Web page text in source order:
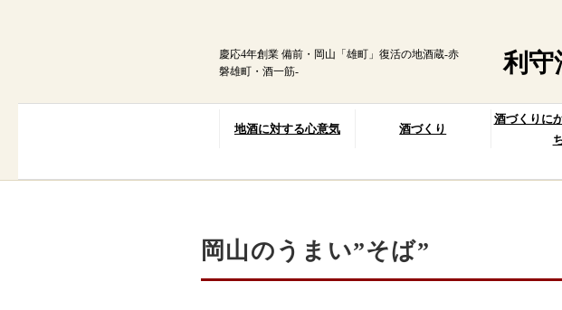
慶応4年創業 備前・岡山「雄町」復活の地酒蔵-赤
磐雄町・酒一筋-
利守
地酒に対する心意気 酒づくり
酒づくりに
岡山のうまい”そば”